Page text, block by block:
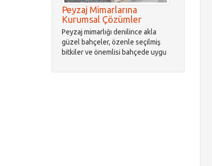
Peyzaj Mimarlarına
Kurumsal Çözümler
Peyzaj mimarlığı denilince akla
güzel bahçeler, özenle seçilmiş
bitkiler ve önemlisi bahçede uygu